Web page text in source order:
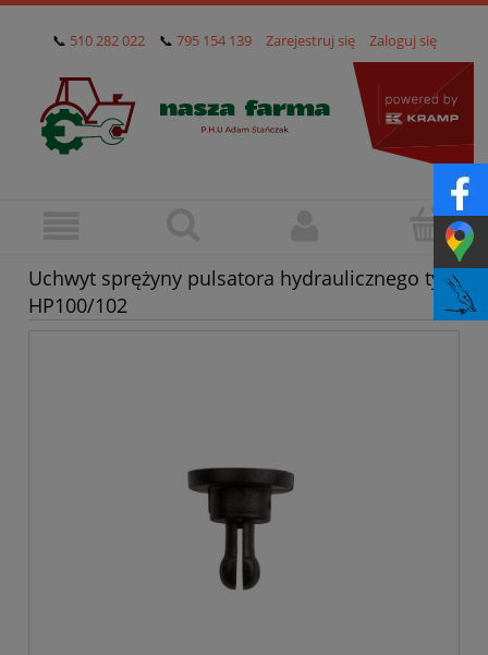
📞 510 282 022 📞 795 154 139 Zarejestruj się Zaloguj się
Uchwyt sprężyny pulsatora hydraulicznego typ
HP100/102